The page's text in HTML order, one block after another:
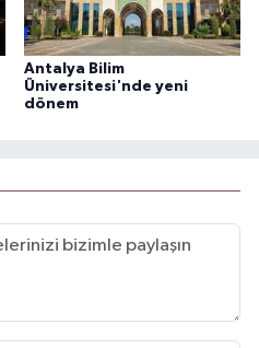
Antalya Bilim
Üniversitesi'nde yeni
dönem